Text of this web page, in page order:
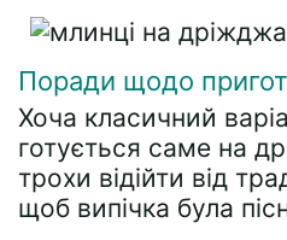
Поради щодо
Хоча класичний
готується саме на
трохи відійти від
щоб випічка була